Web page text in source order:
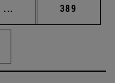
... Páginas intermedias
Página
389